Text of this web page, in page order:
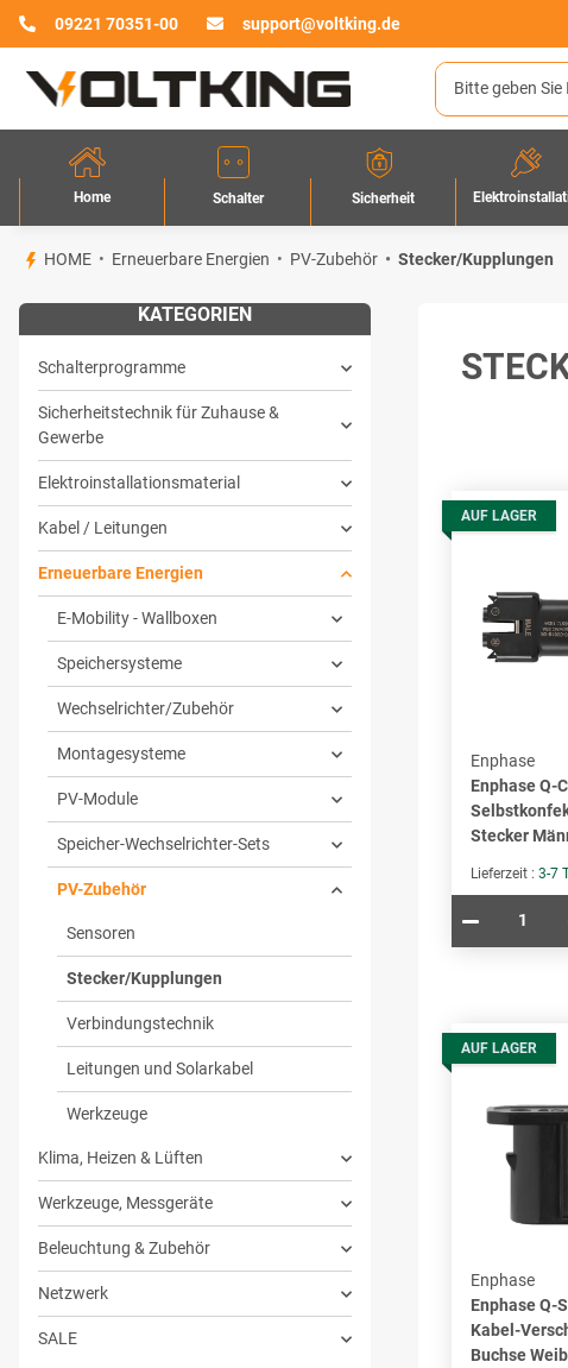
09221 70351-00 support@voltking.de
Home Schalter Sicherheit
HOME Erneuerbare Energien PV-Zubehör Stecker/Kupplungen
AUF LAGER
Enphase
Enphase Q-
Stecker
Lieferzeit : 3-7
AUF LAGER
Enphase
Enphase Q-
Kabel-
Buchse
KATEGORIEN
Schalterprogramme
Sicherheitstechnik für Zuhause &
Gewerbe
Elektroinstallationsmaterial
Kabel / Leitungen
Erneuerbare Energien
E-Mobility - Wallboxen
Speichersysteme
Wechselrichter/Zubehör
Montagesysteme
PV-Module
Speicher-Wechselrichter-Sets
PV-Zubehör
Sensoren
Stecker/Kupplungen
Verbindungstechnik
Leitungen und Solarkabel
Werkzeuge
Klima, Heizen & Lüften
Werkzeuge, Messgeräte
Beleuchtung & Zubehör
Netzwerk
SALE